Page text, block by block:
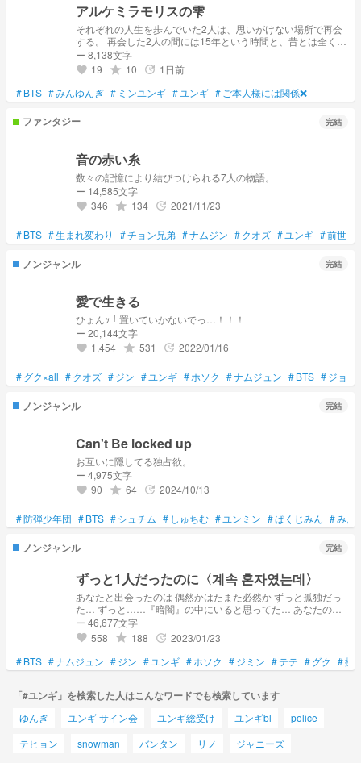
アルケミラモリスの雫
それぞれの人生を歩んでいた2人は、思いがけない場所で再会
する。 再会した2人の間には15年という時間と、昔とは全く違
う今があった。 それでも―― 初恋の相手は、もう一度出会っ
てもやっぱり初恋の相手だった。 心の中にしまっていた想
いが静かに溢れ出し、初恋の続きが始まる。 ⭐︎不定期更新予定
です⭐︎
ー 8,138文字
favorite 19 grade 10 update 1日前
#BTS #みんゆんぎ # ミンユンギ # ユンギ # ご本人様には関係❌
ファンタジー 完結
音の赤い糸
数々の記憶により結びつけられる7人の物語。
ー 14,585文字
favorite 346 grade 134 update 2021/11/23
#BTS #生まれ変わり #チョン兄弟 #ナムジン #クオズ # ユンギ #前世
ノンジャンル 完結
愛で生きる
ひょんｯ！置いていかないでっ…！！！
ー 20,144文字
favorite 1,454 grade 531 update 2022/01/16
#グク×all #クオズ #ジン # ユンギ #ホソク #ナムジュン #BTS #ジョン
ノンジャンル 完結
Can't Be locked up
お互いに隠してる独占欲。
ー 4,975文字
favorite 90 grade 64 update 2024/10/13
#防弾少年団 #BTS #シュチム # しゅちむ #ユンミン #ぱくじみん #みん
ノンジャンル 完結
ずっと1人だったのに〈계속 혼자였는데〉
あなたと出会ったのは 偶然かはたまた必然か ずっと孤独だっ
た… ずっと……『暗闇』の中にいると思ってた… あなたの
『笑顔』そして………… 『優しさ』に触れるまでは……。
ー 46,677文字
favorite 558 grade 188 update 2023/01/23
#BTS #ナムジュン #ジン # ユンギ #ホソク #ジミン #テテ #グク #擬
「#ユンギ」を検索した人はこんなワードでも検索しています
ゆんぎ ユンギ サイン会 ユンギ総受け ユンギbl
police
テヒョン
snowman バンタン リノ ジャニーズ